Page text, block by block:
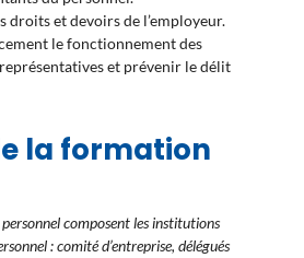
droits et devoirs de l’employeur.
le fonctionnement des
et prévenir le délit
la formation
composent les institutions
: comité d’entreprise, délégués